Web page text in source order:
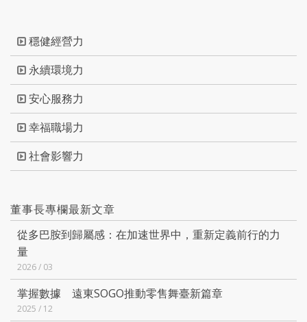
穩健經營力
永續環境力
安心服務力
幸福職場力
社會影響力
董事長專欄最新文章
從多巴胺到歸屬感：在加速世界中，重新定義前行的力
量
2026 / 03
掌握數據 遠東SOGO推動零售舞臺新篇章
2025 / 12